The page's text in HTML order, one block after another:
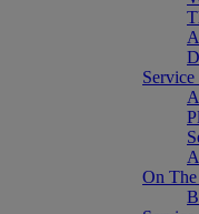
Service
On